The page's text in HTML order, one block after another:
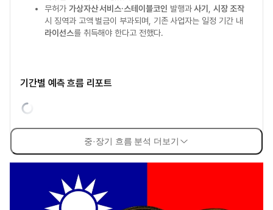
무허가 가상자산 서비스·스테이블코인 발행과사기 ,시장 조작
시 징역과 고액 벌금이 부과되며, 기존 사업자는 일정 기간 내
라이선스를 취득해야 한다고 전했다.
기간별 예측 흐름 리포트
중·장기 흐름 분석 더보기